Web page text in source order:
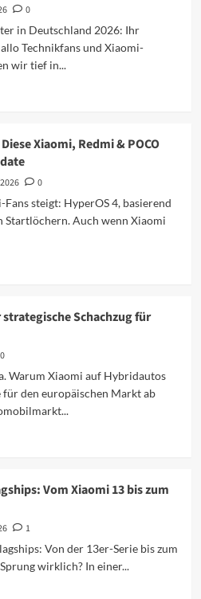
0
in Deutschland 2026: Ihr
Technikfans und Xiaomi-
wir tief in...
Xiaomi, Redmi & POCO
0
steigt: HyperOS 4, basierend
Startlöchern. Auch wenn Xiaomi
Schachzug für
0
Warum Xiaomi auf Hybridautos
für den europäischen Markt ab
Vom Xiaomi 13 bis zum
1
Von der 13er-Serie bis zum
wirklich? In einer...